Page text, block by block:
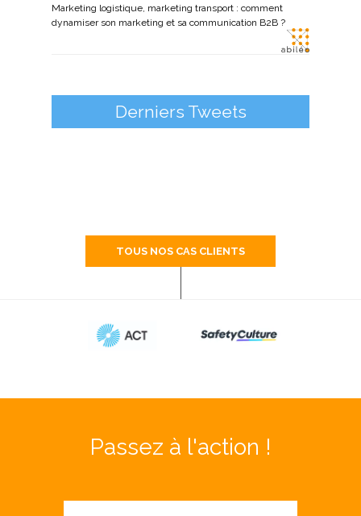
Marketing logistique, marketing transport : comment
dynamiser son marketing et sa communication B2B ?
Derniers Tweets
TOUS NOS CAS CLIENTS
Passez à l'action !